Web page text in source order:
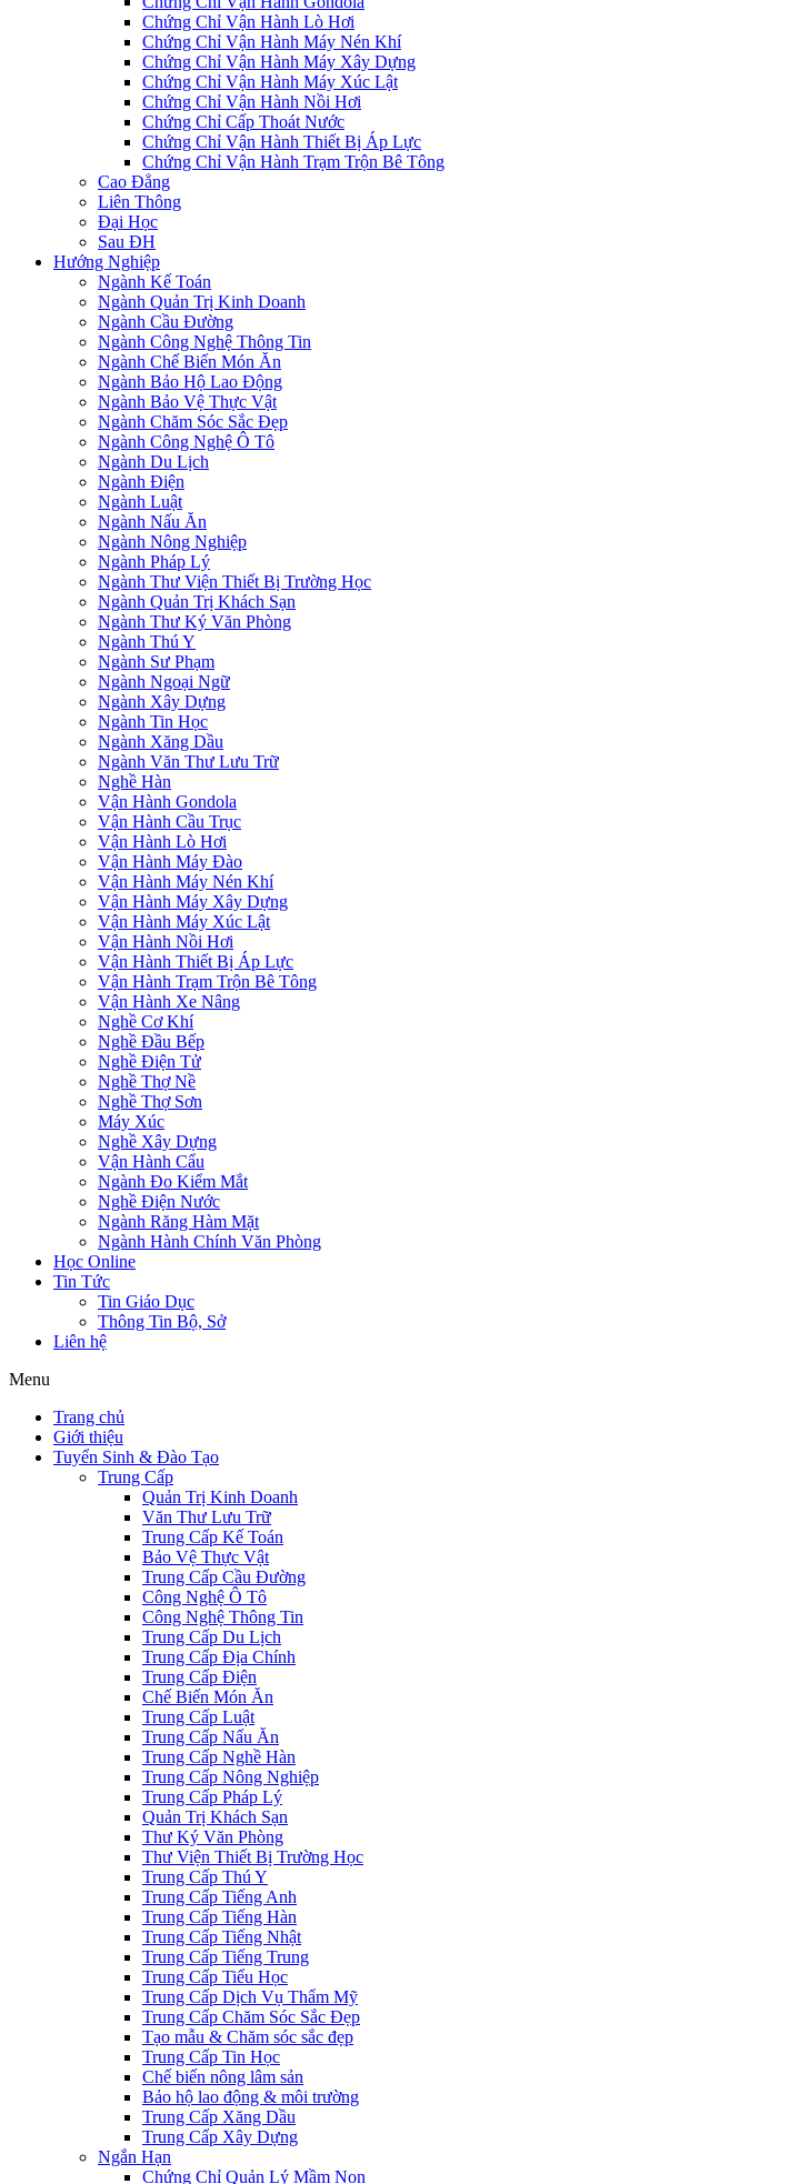
Chứng Chỉ Vận Hành Lò Hơi
Chứng Chỉ Vận Hành Máy Nén Khí
Chứng Chỉ Vận Hành Máy Xây Dựng
Chứng Chỉ Vận Hành Máy Xúc Lật
Chứng Chỉ Vận Hành Nồi Hơi
Chứng Chỉ Cấp Thoát Nước
Chứng Chỉ Vận Hành Thiết Bị Áp Lực
Chứng Chỉ Vận Hành Trạm Trộn Bê Tông
Cao Đẳng
Liên Thông
Đại Học
Sau ĐH
Hướng Nghiệp
Ngành Kế Toán
Ngành Quản Trị Kinh Doanh
Ngành Cầu Đường
Ngành Công Nghệ Thông Tin
Ngành Chế Biến Món Ăn
Ngành Bảo Hộ Lao Động
Ngành Bảo Vệ Thực Vật
Ngành Chăm Sóc Sắc Đẹp
Ngành Công Nghệ Ô Tô
Ngành Du Lịch
Ngành Điện
Ngành Luật
Ngành Nấu Ăn
Ngành Nông Nghiệp
Ngành Pháp Lý
Ngành Thư Viện Thiết Bị Trường Học
Ngành Quản Trị Khách Sạn
Ngành Thư Ký Văn Phòng
Ngành Thú Y
Ngành Sư Phạm
Ngành Ngoại Ngữ
Ngành Xây Dựng
Ngành Tin Học
Ngành Xăng Dầu
Ngành Văn Thư Lưu Trữ
Nghề Hàn
Vận Hành Gondola
Vận Hành Cầu Trục
Vận Hành Lò Hơi
Vận Hành Máy Đào
Vận Hành Máy Nén Khí
Vận Hành Máy Xây Dựng
Vận Hành Máy Xúc Lật
Vận Hành Nồi Hơi
Vận Hành Thiết Bị Áp Lực
Vận Hành Trạm Trộn Bê Tông
Vận Hành Xe Nâng
Nghề Cơ Khí
Nghề Đầu Bếp
Nghề Điện Tử
Nghề Thợ Nề
Nghề Thợ Sơn
Máy Xúc
Nghề Xây Dựng
Vận Hành Cẩu
Ngành Đo Kiểm Mắt
Nghề Điện Nước
Ngành Răng Hàm Mặt
Ngành Hành Chính Văn Phòng
Học Online
Tin Tức
Tin Giáo Dục
Thông Tin Bộ, Sở
Liên hệ
Menu
Trang chủ
Giới thiệu
Tuyển Sinh & Đào Tạo
Trung Cấp
Quản Trị Kinh Doanh
Văn Thư Lưu Trữ
Trung Cấp Kế Toán
Bảo Vệ Thực Vật
Trung Cấp Cầu Đường
Công Nghệ Ô Tô
Công Nghệ Thông Tin
Trung Cấp Du Lịch
Trung Cấp Địa Chính
Trung Cấp Điện
Chế Biến Món Ăn
Trung Cấp Luật
Trung Cấp Nấu Ăn
Trung Cấp Nghề Hàn
Trung Cấp Nông Nghiệp
Trung Cấp Pháp Lý
Quản Trị Khách Sạn
Thư Ký Văn Phòng
Thư Viện Thiết Bị Trường Học
Trung Cấp Thú Y
Trung Cấp Tiếng Anh
Trung Cấp Tiếng Hàn
Trung Cấp Tiếng Nhật
Trung Cấp Tiếng Trung
Trung Cấp Tiểu Học
Trung Cấp Dịch Vụ Thẩm Mỹ
Trung Cấp Chăm Sóc Sắc Đẹp
Tạo mẫu & Chăm sóc sắc đẹp
Trung Cấp Tin Học
Chế biến nông lâm sản
Bảo hộ lao động & môi trường
Trung Cấp Xăng Dầu
Trung Cấp Xây Dựng
Ngắn Hạn
Chứng Chỉ Quản Lý Mầm Non